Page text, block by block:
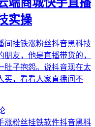
实操
间挂铁涨粉丝抖音黑科技
友，他是直播带货的，
肚子抱怨。说抖音现在太
买，看看人家直播间不